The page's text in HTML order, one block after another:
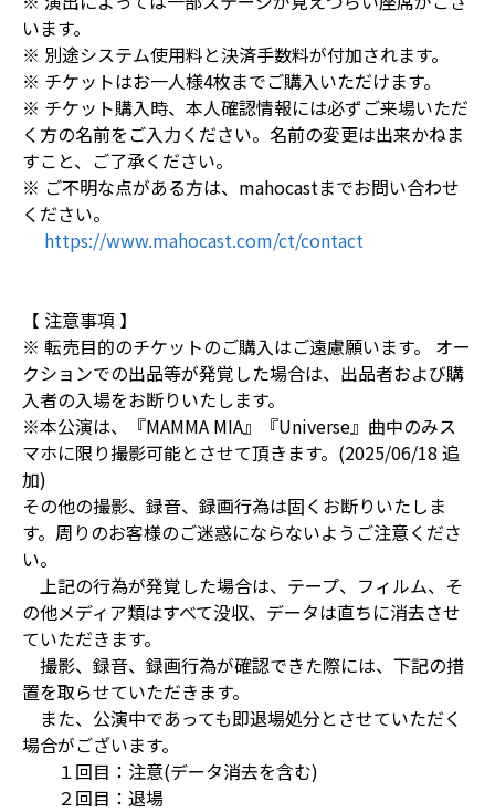
います。
※ 別途システム使用料と決済手数料が付加されます。
※ チケットはお一人様4枚までご購入いただけます。
※ チケット購入時、本人確認情報には必ずご来場いただ
く方の名前をご入力ください。名前の変更は出来かねま
すこと、ご了承ください。
※ ご不明な点がある方は、mahocastまでお問い合わせ
ください。
https://www.mahocast.com/ct/contact
【 注意事項 】
※ 転売目的のチケットのご購入はご遠慮願います。 オー
クションでの出品等が発覚した場合は、出品者および購
入者の入場をお断りいたします。
※本公演は、『MAMMA MIA』『Universe』曲中のみス
マホに限り撮影可能とさせて頂きます。(2025/06/18 追
加)
その他の撮影、録音、録画行為は固くお断りいたしま
す。周りのお客様のご迷惑にならないようご注意くださ
い。
上記の行為が発覚した場合は、テープ、フィルム、そ
の他メディア類はすべて没収、データは直ちに消去させ
ていただきます。
撮影、録音、録画行為が確認できた際には、下記の措
置を取らせていただきます。
また、公演中であっても即退場処分とさせていただく
場合がございます。
１回目：注意(データ消去を含む)
２回目：退場